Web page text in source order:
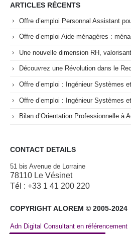
ARTICLES RÉCENTS
Offre d’emploi Personnal Assistant
Offre d’emploi Aide-ménagères :
Une nouvelle dimension RH,
Découvrez une Révolution dans le
Offre d’emploi : Ingénieur Systèmes
Offre d’emploi : Ingénieur Systèmes
Bilan d’Orientation Professionnelle à
CONTACT DETAILS
51 bis Avenue de Lorraine
78110 Le Vésinet
Tél : +33 1 41 200 220
COPYRIGHT ALOREM © 2005-2024
Adn Digital Consultant en référencement